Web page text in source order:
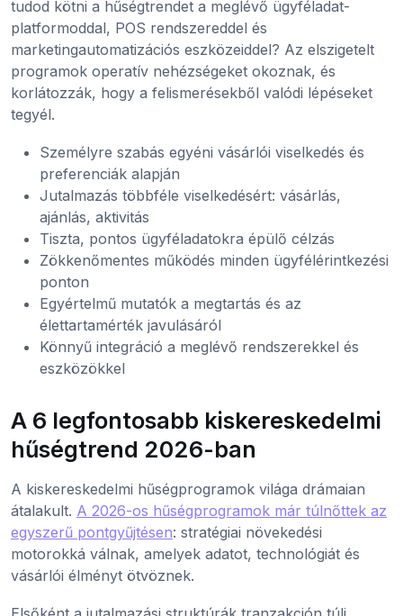
tudod kötni a hűségtrendet a meglévő ügyféladat-
platformoddal, POS rendszereddel és
marketingautomatizációs eszközeiddel? Az elszigetelt
programok operatív nehézségeket okoznak, és
korlátozzák, hogy a felismerésekből valódi lépéseket
tegyél.
Személyre szabás egyéni vásárlói viselkedés és
preferenciák alapján
Jutalmazás többféle viselkedésért: vásárlás,
ajánlás, aktivitás
Tiszta, pontos ügyféladatokra épülő célzás
Zökkenőmentes működés minden ügyfélérintkezési
ponton
Egyértelmű mutatók a megtartás és az
élettartamérték javulásáról
Könnyű integráció a meglévő rendszerekkel és
eszközökkel
A 6 legfontosabb kiskereskedelmi
hűségtrend 2026-ban
A kiskereskedelmi hűségprogramok világa drámaian
átalakult. A 2026-os hűségprogramok már túlnőttek az
egyszerű pontgyűjtésen: stratégiai növekedési
motorokká válnak, amelyek adatot, technológiát és
vásárlói élményt ötvöznek.